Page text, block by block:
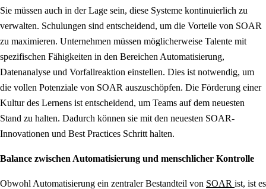
Sie müssen auch in der Lage sein, diese Systeme kontinuierlich zu
verwalten. Schulungen sind entscheidend, um die Vorteile von SOAR
zu maximieren. Unternehmen müssen möglicherweise Talente mit
spezifischen Fähigkeiten in den Bereichen Automatisierung,
Datenanalyse und Vorfallreaktion einstellen. Dies ist notwendig, um
die vollen Potenziale von SOAR auszuschöpfen. Die Förderung einer
Kultur des Lernens ist entscheidend, um Teams auf dem neuesten
Stand zu halten. Dadurch können sie mit den neuesten SOAR-
Innovationen und Best Practices Schritt halten.
Balance zwischen Automatisierung und menschlicher Kontrolle
Obwohl Automatisierung ein zentraler Bestandteil von SOAR ist, ist es